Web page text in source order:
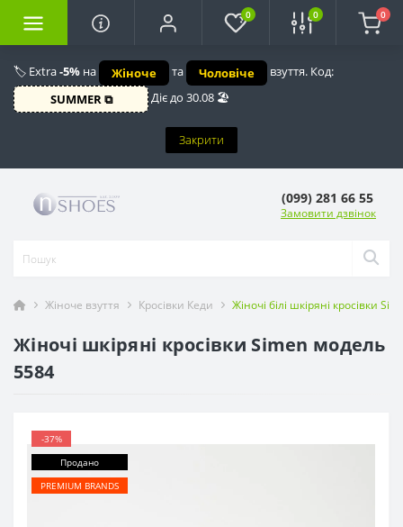
🏷️ Extra-5% на Жіноче та Чоловіче
взуття. Код:
SUMMER ⧉
Діє до 30.08 🏖️
Закрити
0 0 0
(099) 281 66 55
Замовити дзвінок
Жіноче взуття Кросівки Кеди Жіночі білі шкіряні кросівки
Жіночі шкіряні кросівки Simen модель
5584
-37%
Продано
PREMIUM BRANDS